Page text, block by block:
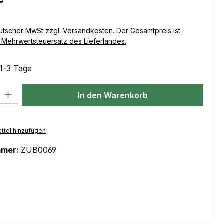
Der Gesamtpreis ist
des Lieferlandes.
3 Tage
In den Warenkorb
hinzufügen
ZUB0069